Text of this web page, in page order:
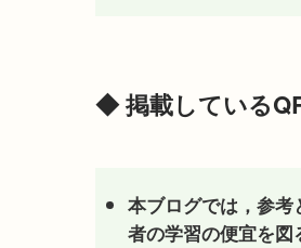
◆ 掲載している
本ブログでは，参
者の学習の便宜を図